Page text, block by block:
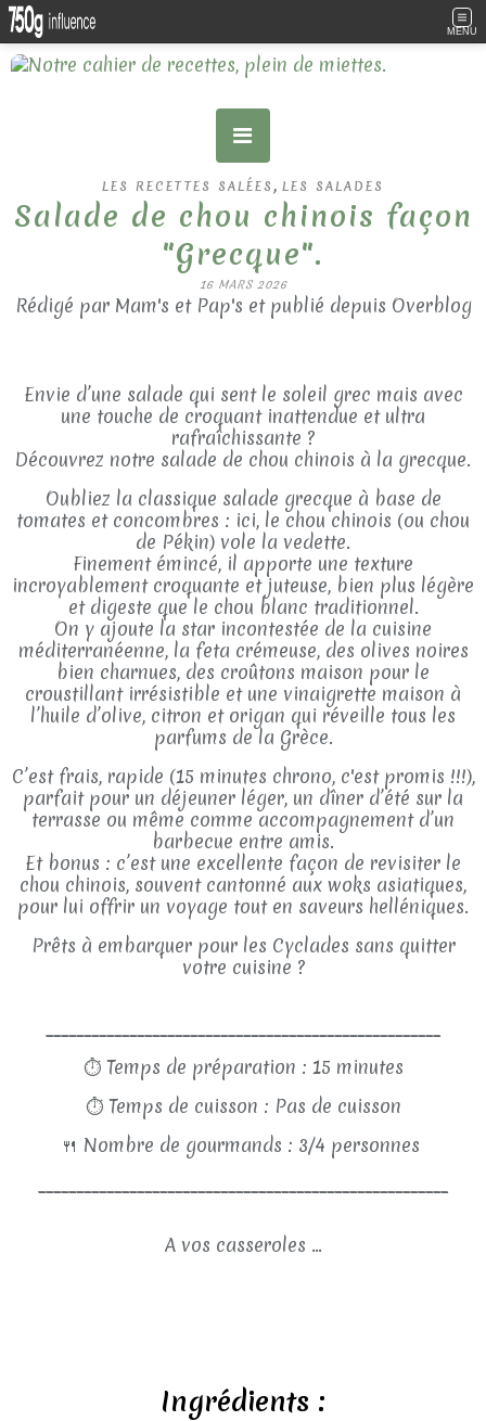
MENU
LES RECETTES SALÉES , LES SALADES
Salade de chou chinois façon
"Grecque".
16 MARS 2026
Rédigé par Mam's et Pap's et publié depuis Overblog
Envie d’une salade qui sent le soleil grec mais avec
une touche de croquant inattendue et ultra
rafraîchissante ?
Découvrez notre salade de chou chinois à la grecque.
Oubliez la classique salade grecque à base de
tomates et concombres : ici, le chou chinois (ou chou
de Pékin) vole la vedette.
Finement émincé, il apporte une texture
incroyablement croquante et juteuse, bien plus légère
et digeste que le chou blanc traditionnel.
On y ajoute la star incontestée de la cuisine
méditerranéenne, la feta crémeuse, des olives noires
bien charnues, des croûtons maison pour le
croustillant irrésistible et une vinaigrette maison à
l’huile d’olive, citron et origan qui réveille tous les
parfums de la Grèce.
C’est frais, rapide (15 minutes chrono, c'est promis !!!),
parfait pour un déjeuner léger, un dîner d’été sur la
terrasse ou même comme accompagnement d’un
barbecue entre amis.
Et bonus : c’est une excellente façon de revisiter le
chou chinois, souvent cantonné aux woks asiatiques,
pour lui offrir un voyage tout en saveurs helléniques.
Prêts à embarquer pour les Cyclades sans quitter
votre cuisine ?
⏱ Temps de préparation : 15 minutes
⏱ Temps de cuisson : Pas de cuisson
🍴 Nombre de gourmands : 3/4 personnes
A vos casseroles ...
Ingrédients :